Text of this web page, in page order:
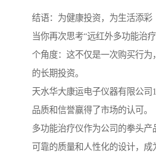
结语：为健康投资，为生活添彩
当你再次思考“远红外多功能治
个角度：这不仅是一次购买行为
的长期投资。
天水华大康运电子仪器有限公司
品质和信誉赢得了市场的认可。
多功能治疗仪作为公司的拳头产
可靠的质量和人性化的设计，